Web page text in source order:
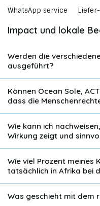
WhatsApp service
Impact und lokale
Werden die
ausgeführt?
Können Ocean Sole,
dass die
Wie kann ich
Wirkung zeigt und
Wie viel Prozent meines
tatsächlich in Afrika bei
Was geschieht mit dem